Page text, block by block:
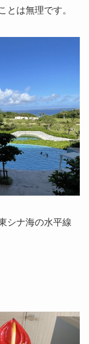
とは無理です。
シナ海の水平線